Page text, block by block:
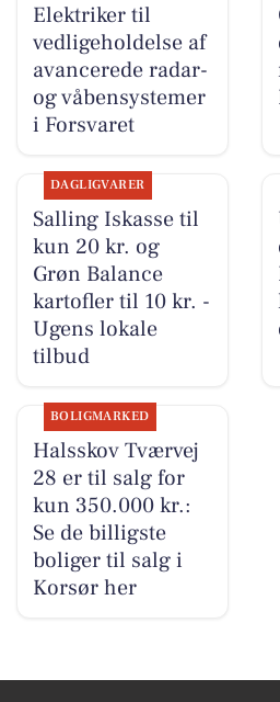
Elektriker til
vedligeholdelse af
avancerede radar-
og våbensystemer
i Forsvaret
DAGLIGVARER
Salling Iskasse til
kun 20 kr. og
Grøn Balance
kartofler til 10 kr. -
Ugens lokale
tilbud
BOLIGMARKED
Halsskov Tværvej
28 er til salg for
kun 350.000 kr.:
Se de billigste
boliger til salg i
Korsør her